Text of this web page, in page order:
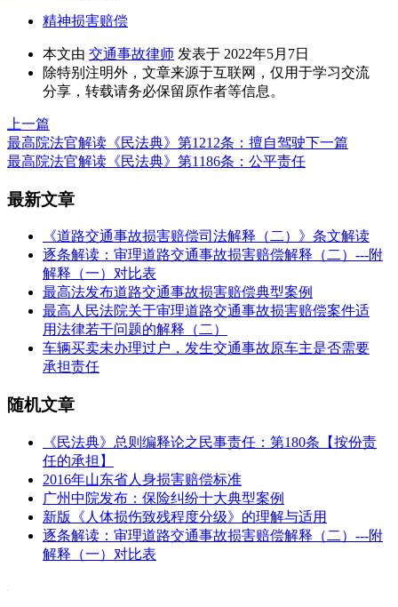
精神损害赔偿
本文由 交通事故律师 发表于 2022年5月7日
除特别注明外，文章来源于互联网，仅用于学习交流
分享，转载请务必保留原作者等信息。
上一篇
最高院法官解读《民法典》第1212条：擅自驾驶下一篇
最高院法官解读《民法典》第1186条：公平责任
最新文章
《道路交通事故损害赔偿司法解释（二）》条文解读
逐条解读：审理道路交通事故损害赔偿解释（二）---附
解释（一）对比表
最高法发布道路交通事故损害赔偿典型案例
最高人民法院关于审理道路交通事故损害赔偿案件适
用法律若干问题的解释（二）
车辆买卖未办理过户，发生交通事故原车主是否需要
承担责任
随机文章
《民法典》总则编释论之民事责任：第180条【按份责
任的承担】
2016年山东省人身损害赔偿标准
广州中院发布：保险纠纷十大典型案例
新版《人体损伤致残程度分级》的理解与适用
逐条解读：审理道路交通事故损害赔偿解释（二）---附
解释（一）对比表